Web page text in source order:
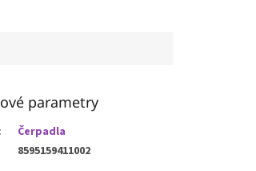
parametry
:
Čerpadla
8595159411002